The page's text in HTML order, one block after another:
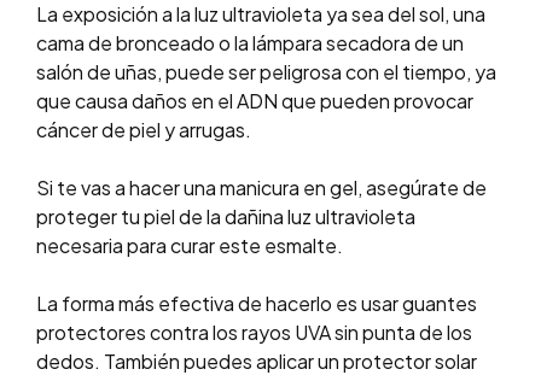
La exposición a la luz ultravioleta ya sea del sol, una
cama de bronceado o la lámpara secadora de un
salón de uñas, puede ser peligrosa con el tiempo, ya
que causa daños en el ADN que pueden provocar
cáncer de piel y arrugas.
Si te vas a hacer una manicura en gel, asegúrate de
proteger tu piel de la dañina luz ultravioleta
necesaria para curar este esmalte.
La forma más efectiva de hacerlo es usar guantes
protectores contra los rayos UVA sin punta de los
dedos. También puedes aplicar un protector solar